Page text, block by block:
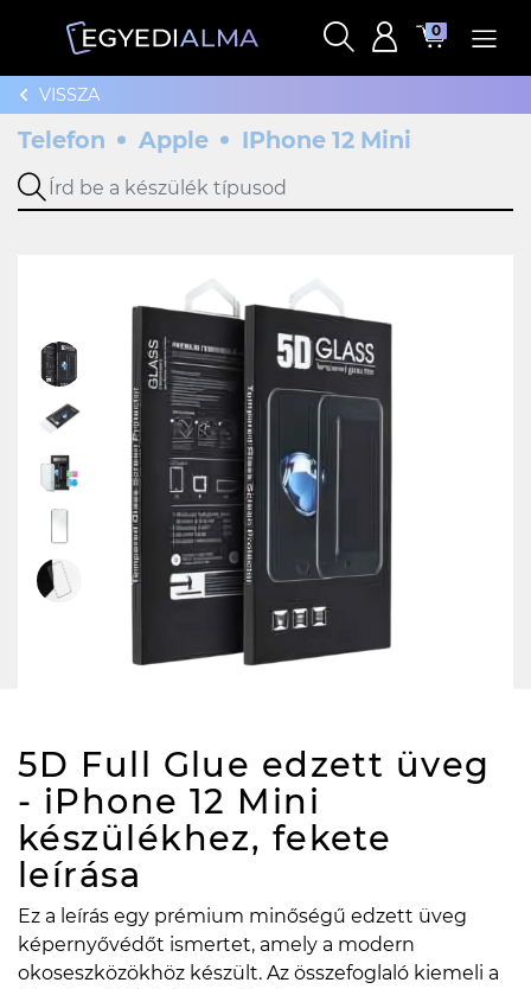
0
VISSZA
Telefon Apple IPhone 12 Mini
5D Full Glue edzett üveg
- iPhone 12 Mini
készülékhez, fekete
leírása
Ez a leírás egy prémium minőségű edzett üveg
képernyővédőt ismertet, amely a modern
okoseszközökhöz készült. Az összefoglaló kiemeli a